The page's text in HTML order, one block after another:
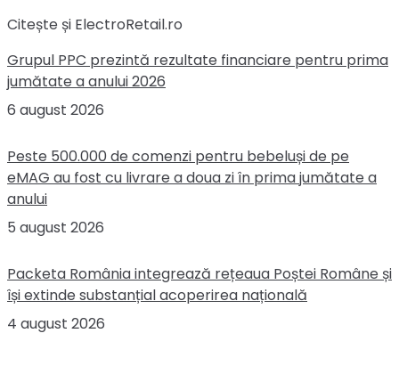
Citește și ElectroRetail.ro
Grupul PPC prezintă rezultate financiare pentru prima
jumătate a anului 2026
6 august 2026
Peste 500.000 de comenzi pentru bebeluși de pe
eMAG au fost cu livrare a doua zi în prima jumătate a
anului
5 august 2026
Packeta România integrează rețeaua Poștei Române și
își extinde substanțial acoperirea națională
4 august 2026